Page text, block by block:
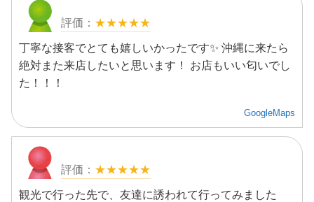
★★★★★
丁寧な接客でとても嬉しいかったです✨️ 沖縄に来たら
絶対また来店したいと思います！ お店もいい匂いでし
た！！！
GoogleMaps
★★★★★
観光で行った先で、友達に誘われて行ってみました